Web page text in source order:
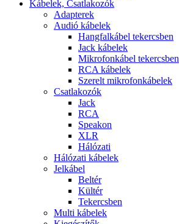
Kábelek, Csatlakozók
Adapterek
Audió kábelek
Hangfalkábel tekercsben
Jack kábelek
Mikrofonkábel tekercsben
RCA kábelek
Szerelt mikrofonkábelek
Csatlakozók
Jack
RCA
Speakon
XLR
Hálózati
Hálózati kábelek
Jelkábel
Beltér
Kültér
Tekercsben
Multi kábelek